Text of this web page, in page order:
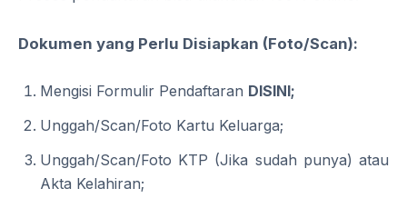
Dokumen yang Perlu Disiapkan (Foto/Scan):
Mengisi Formulir Pendaftaran DISINI;
Unggah/Scan/Foto Kartu Keluarga;
Unggah/Scan/Foto KTP (Jika sudah punya) atau
Akta Kelahiran;